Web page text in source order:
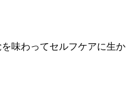
味わってセルフケアに生か